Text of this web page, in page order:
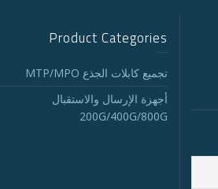
Product Categories
تجميع كابلات الجذع MTP/MPO
أجهزة الإرسال والاستقبال
200G/400G/800G